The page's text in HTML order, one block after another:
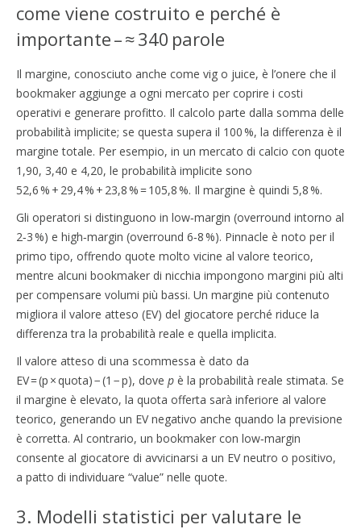
come viene costruito e perché è
importante – ≈ 340 parole
Il margine, conosciuto anche come vig o juice, è l’onere che il
bookmaker aggiunge a ogni mercato per coprire i costi
operativi e generare profitto. Il calcolo parte dalla somma delle
probabilità implicite; se questa supera il 100 %, la differenza è il
margine totale. Per esempio, in un mercato di calcio con quote
1,90, 3,40 e 4,20, le probabilità implicite sono
52,6 % + 29,4 % + 23,8 % = 105,8 %. Il margine è quindi 5,8 %.
Gli operatori si distinguono in low‑margin (overround intorno al
2‑3 %) e high‑margin (overround 6‑8 %). Pinnacle è noto per il
primo tipo, offrendo quote molto vicine al valore teorico,
mentre alcuni bookmaker di nicchia impongono margini più alti
per compensare volumi più bassi. Un margine più contenuto
migliora il valore atteso (EV) del giocatore perché riduce la
differenza tra la probabilità reale e quella implicita.
Il valore atteso di una scommessa è dato da
EV = (p × quota) − (1 − p), dove p è la probabilità reale stimata. Se
il margine è elevato, la quota offerta sarà inferiore al valore
teorico, generando un EV negativo anche quando la previsione
è corretta. Al contrario, un bookmaker con low‑margin
consente al giocatore di avvicinarsi a un EV neutro o positivo,
a patto di individuare “value” nelle quote.
3. Modelli statistici per valutare le